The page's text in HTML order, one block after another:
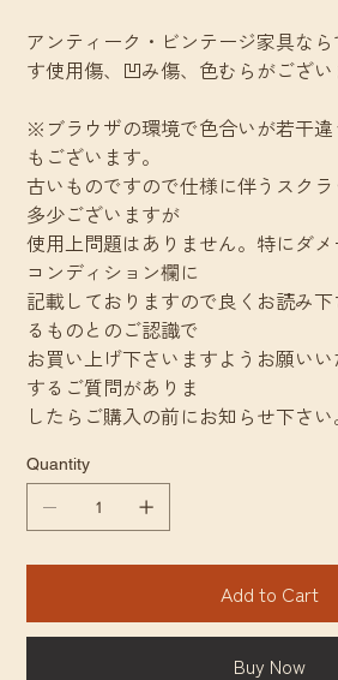
アンティーク・ビンテージ家具な
す使用傷、凹み傷、色むらがござい
※ブラウザの環境で色合いが若干
もございます。
古いものですので仕様に伴うスク
多少ございますが
使用上問題はありません。特にダ
コンディション欄に
記載しておりますので良くお読み
るものとのご認識で
お買い上げ下さいますようお願い
するご質問がありま
したらご購入の前にお知らせ下さい
Quantity
Add to Cart
Buy Now